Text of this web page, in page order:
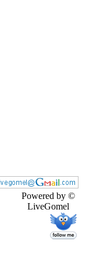
Powered by ©
LiveGomel